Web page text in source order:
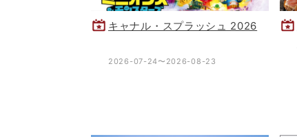
キャナル・スプラッシュ 2026
2026-07-24〜2026-08-23